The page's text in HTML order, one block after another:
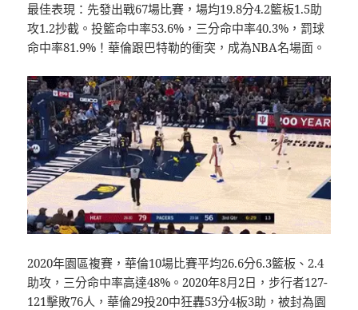
最佳表現：先發出戰67場比賽，場均19.8分4.2籃板1.5助
攻1.2抄截。投籃命中率53.6%，三分命中率40.3%，罰球
命中率81.9%！華倫跟巴特勒的衝突，成為NBA名場面。
2020年園區複賽，華倫10場比賽平均26.6分6.3籃板、2.4
助攻，三分命中率高達48%。2020年8月2日，步行者127-
121擊敗76人，華倫29投20中狂轟53分4板3助，被封為園